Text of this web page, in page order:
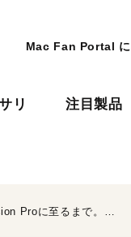
Mac Fan Portal に
リ 注目製品
Appleの「UI思想」はどのように進化したのか？ MacからVision Proに至るまで。表示の限界や訴訟を乗り越えた“新たな領域”